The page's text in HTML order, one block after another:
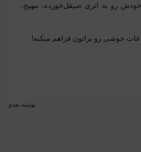
رو به اثری صیقل‌خورده، مهیج،
خوشی رو براتون فراهم میکنه!
نوشته بعدی